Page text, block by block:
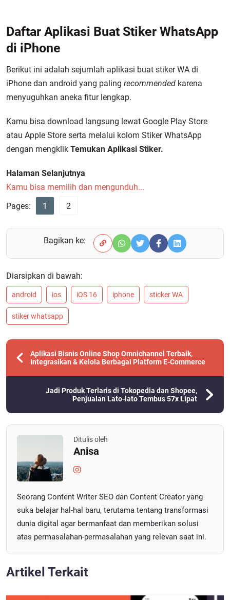
Daftar Aplikasi Buat Stiker WhatsApp
di iPhone
Berikut ini adalah sejumlah aplikasi buat stiker WA di
iPhone dan android yang paling recommended karena
menyuguhkan aneka fitur lengkap.
Kamu bisa download langsung lewat Google Play Store
atau Apple Store serta melalui kolom Stiker WhatsApp
dengan mengklik Temukan Aplikasi Stiker.
Halaman Selanjutnya
Kamu bisa memilih dan mengunduh...
Pages:
1 2
Bagikan ke:
Diarsipkan di bawah:
android ios iOS 16 iphone sticker WA
stiker whatsapp
Aplikasi Bisnis Online Shop Omnichannel Terbaik,
Integrasikan & Kelola Berbagai Platform E-Commerce
Jadi Produk Terlaris di Tokopedia dan Shopee,
Penjualan Lato-lato Tembus 57x Lipat
Ditulis oleh
Anisa
Seorang Content Writer SEO dan Content Creator yang
suka belajar hal-hal baru, terutama tentang transformasi
dunia digital agar bermanfaat dan memberikan solusi
atas permasalahan-permasalahan yang relevan saat ini.
Artikel Terkait